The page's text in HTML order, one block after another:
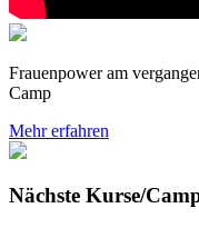
Frauenpower am
Camp
Mehr erfahren
Nächste Kurse/